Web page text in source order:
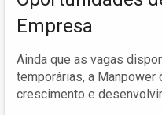
Empresa
Ainda que as vagas
temporárias, a Manpower
crescimento e